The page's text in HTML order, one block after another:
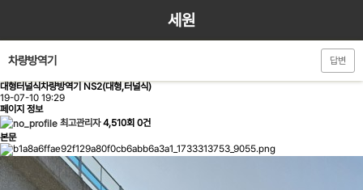
세원
차량방역기 답변
대형터널식차량방역기 NS2(대형,터널식)
19-07-10 19:29
페이지 정보
최고관리자 4,510회 0건
본문